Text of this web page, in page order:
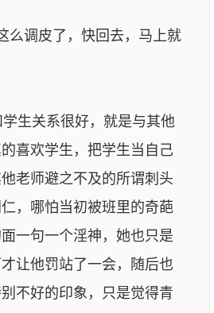
么调皮了，快回去，马上就
生关系很好，就是与其他
喜欢学生，把学生当自己
老师避之不及的所谓刺头
，哪怕当初被班里的奇葩
一句一个淫神，她也只是
让他罚站了一会，随后也
不好的印象，只是觉得青